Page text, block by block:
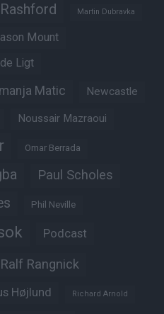
Martin Dubravka
Mount
Ligt
Matic Newcastle
Noussair Mazraoui
Omar Berrada
Paul Scholes
Phil Neville
Podcast
Ralf Rangnick
Højlund Richard Arnold